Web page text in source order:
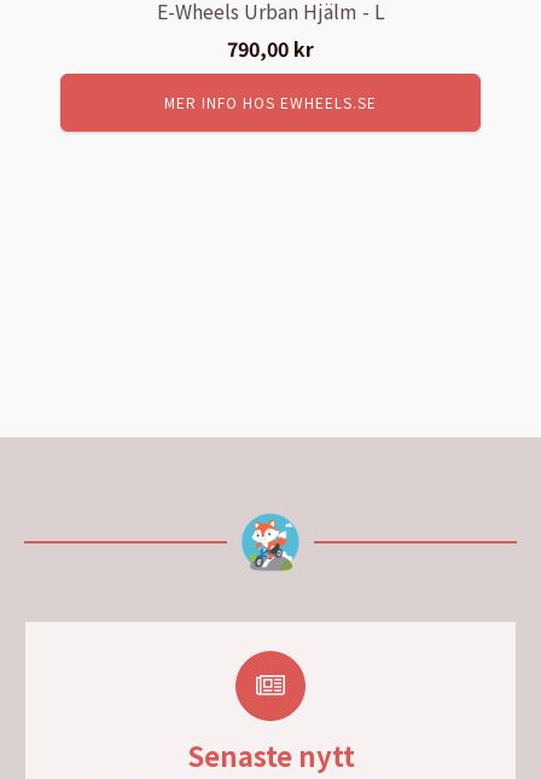
E-Wheels Urban Hjälm - L
790,00 kr
MER INFO HOS EWHEELS.SE
Senaste nytt